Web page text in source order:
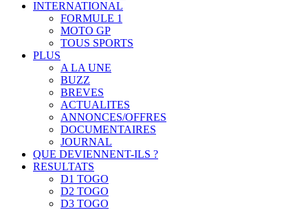
INTERNATIONAL
FORMULE 1
MOTO GP
TOUS SPORTS
PLUS
A LA UNE
BUZZ
BREVES
ACTUALITES
ANNONCES/OFFRES
DOCUMENTAIRES
JOURNAL
QUE DEVIENNENT-ILS ?
RESULTATS
D1 TOGO
D2 TOGO
D3 TOGO